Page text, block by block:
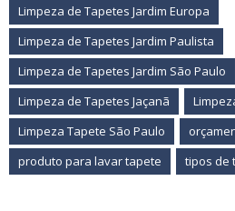
Limpeza de Tapetes Jardim Europa
Limpeza de Tapetes Jardim Paulista
Limpeza de Tapetes Jardim São Paulo
Limpeza de Tapetes Jaçanã
Limpeza Tapete São Paulo
produto para lavar tapete
tipos de